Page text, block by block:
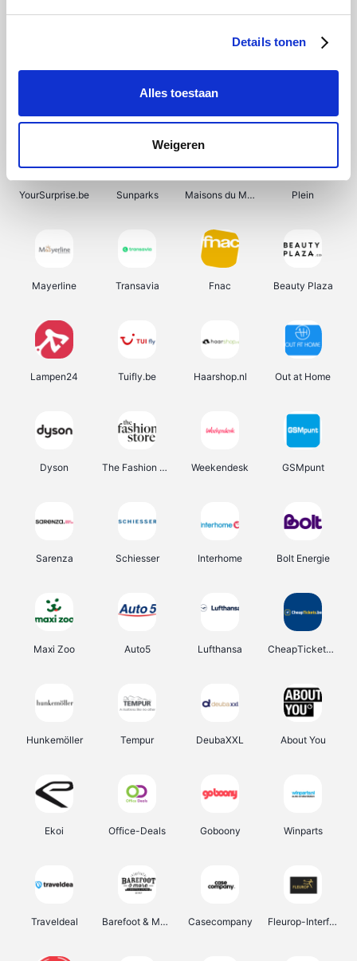
Details tonen
Alles toestaan
Weigeren
Shein Bergfreunde Pazzox Smartwatchbanden
YourSurprise.be Sunparks Maisons du Monde Plein
Mayerline Transavia Fnac Beauty Plaza
Lampen24 Tuifly.be Haarshop.nl Out at Home
Dyson The Fashion Store Weekendesk GSMpunt
Sarenza Schiesser Interhome Bolt Energie
Maxi Zoo Auto5 Lufthansa CheapTickets.be
Hunkemöller Tempur DeubaXXL About You
Ekoi Office-Deals Goboony Winparts
Traveldeal Barefoot & More Casecompany Fleurop-Interflora